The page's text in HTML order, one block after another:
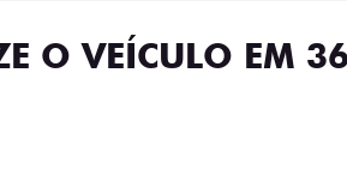
O VEÍCULO EM